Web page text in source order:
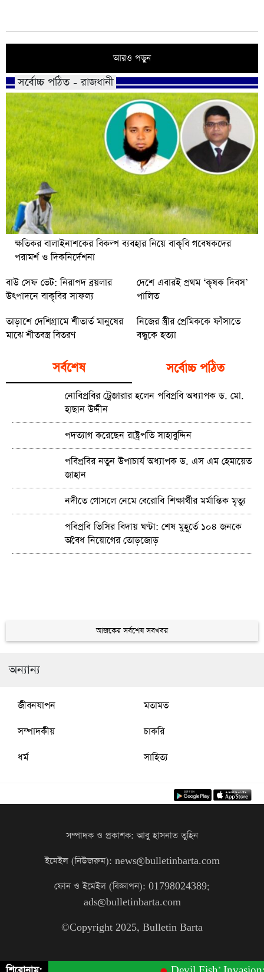
আরও পড়ুন
সর্বোচ্চ পঠিত - রাজধানী
ক্ষতিকর বালাইনাশকের বিকল্প ব্যবহার নিয়ে বাকৃবি গবেষকদের
পরামর্শ ও দিকনির্দেশনা
বাউ সেফ ভেট: নিরাপদ ব্রয়লার
উৎপাদনে বাকৃবির সাফল্য
দেশে এবারই প্রথম ‘কৃষক দিবস’
পালিত
তাড়াশে দেশিগ্রামে শীতার্ত মানুষের
মাঝে শীতবস্ত্র বিতরণ
নিজের স্ত্রীর প্রেমিককে ফাঁসাতে
বন্ধুকে হত্যা
সর্বশেষ সর্বোচ্চ পঠিত
নোবিপ্রবির ট্রেজারার হলেন পবিপ্রবি অধ্যাপক ড. মো.
হাছান উদ্দীন
পদত্যাগ করেছেন রাষ্ট্রপতি সাহাবুদ্দিন
পবিপ্রবির নতুন উপাচার্য অধ্যাপক ড. এস এম হেমায়েত
জাহান
নদীতে গোসলে নেমে বেরোবি শিক্ষার্থীর মর্মান্তিক মৃত্যু
পবিপ্রবি ভিসির বিদায় ঘণ্টা: শেষ মুহূর্তে ১০৪ জনকে
অবৈধ নিয়োগের তোড়জোড়
আজকের সর্বশেষ সবখবর
অন্যান্য
জীবনযাপন
মতামত
সম্পাদকীয়
চাকরি
ধর্ম
সাহিত্য
সম্পাদক ও প্রকাশক: আবু হাসনাত তুহিন
ইমেইল (নিউজরুম): news@bulletinbarta.com
ফোন ও ইমেইল (বিজ্ঞাপন): 01798024389;
ads@bulletinbarta.com
©️Copyright 2025, Bulletin Barta